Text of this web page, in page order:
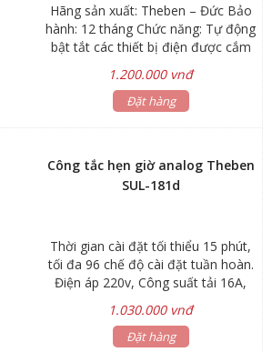
Hãng sản xuất: Theben – Đức Bảo
hành: 12 tháng Chức năng: Tự động
bật tắt các thiết bị điện được cắm
Ứng dụng: Hẹn giờ tắt mở bình
nước nóng vào buổi sáng và buổi
giờ; Hẹn giờ bật tắt đèn quảng cáo,
đèn sân vườn, đèn cổng...; Hẹn giờ
bơm nước tưới cây, bơm nước bể
module 3 tép Thời gian cài đặt tối
thiểu 30 phút, tối đa 48 chế độ cài
đặt tuần hoàn Điện áp 24V - DC
1.200.000 vnđ
Đặt hàng
Công tắc hẹn giờ analog Theben
SUL-181d
Thời gian cài đặt tối thiểu 15 phút,
tối đa 96 chế độ cài đặt tuần hoàn.
Điện áp 220v, Công suất tải 16A,
1.030.000 vnđ
Đặt hàng